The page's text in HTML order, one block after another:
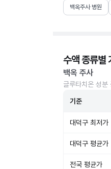
백옥주사 병원
수액 종류별
백옥 주사
글루타치온 성분
기준
대덕구 최저가
대덕구 평균가
전국 평균가